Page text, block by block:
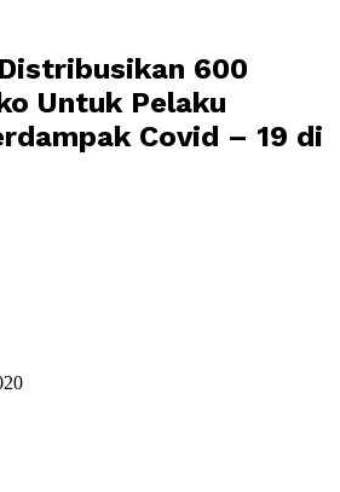
600
Untuk Pelaku
Covid – 19 di